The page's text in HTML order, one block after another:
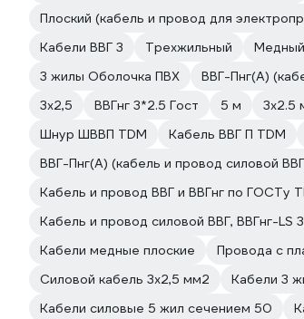
Плоский (кабель и провод для
Кабели ВВГ 3
Трехжильный Медный
3 жилы Оболочка ПВХ
ВВГ-Пнг(А)
3х2,5
ВВГнг 3*2.5 Гост 5 м 3х2.5
Шнур ШВВП TDM
Кабель ВВГ П TDM
ВВГ-Пнг(А) (кабель и провод силовой
Кабель и провод ВВГ и ВВГнг по ГОСТу
Кабель и провод силовой ВВГ, ВВГнг-LS
Кабели медные плоские
Провода с
Силовой кабель 3х2,5 мм2
Кабели 3
Кабели силовые 5 жил сечением 50